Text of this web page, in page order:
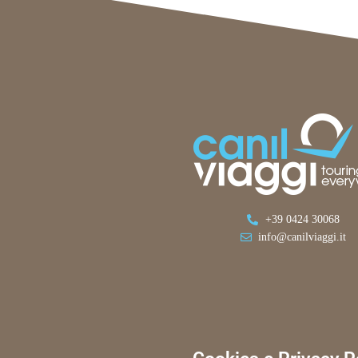
+39 0424 30068
info@canilviaggi.it